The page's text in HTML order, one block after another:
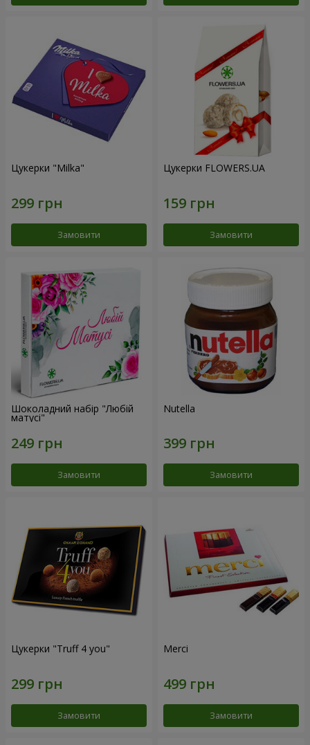
Цукерки "Milka"
Замовити
Цукерки FLOWERS.UA
Замовити
Шоколадний набір "Любій
матусі"
Замовити
Nutella
Замовити
Цукерки "Truff 4 you"
Замовити
Merci
Замовити